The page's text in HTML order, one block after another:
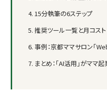
15分執筆の6ステップ
推奨ツール一覧と月コスト
事例：京都ママサロン「
まとめ：「AI活用」がママ